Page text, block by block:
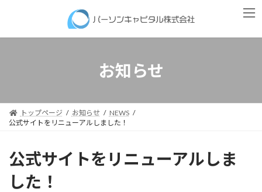
ン
ー
お知らせ
トップページ お知らせ
NEWS
公式サイトをリニューアルしました！
公式サイトをリニューアルしま
した！